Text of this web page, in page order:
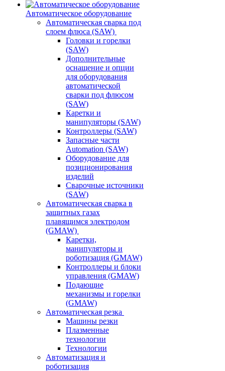
Автоматическое оборудование
Автоматическая сварка под
слоем флюса (SAW)
Головки и горелки
(SAW)
Дополнительные
оснащение и опции
для оборудования
автоматической
сварки под флюсом
(SAW)
Каретки и
манипуляторы (SAW)
Контроллеры (SAW)
Запасные части
Automation (SAW)
Оборудование для
позиционирования
изделий
Сварочные источники
(SAW)
Автоматическая сварка в
защитных газах
плавящимся электродом
(GMAW)
Каретки,
манипуляторы и
роботизация (GMAW)
Контроллеры и блоки
управления (GMAW)
Подающие
механизмы и горелки
(GMAW)
Автоматическая резка
Машины резки
Плазменные
технологии
Технологии
Автоматизация и
роботизация